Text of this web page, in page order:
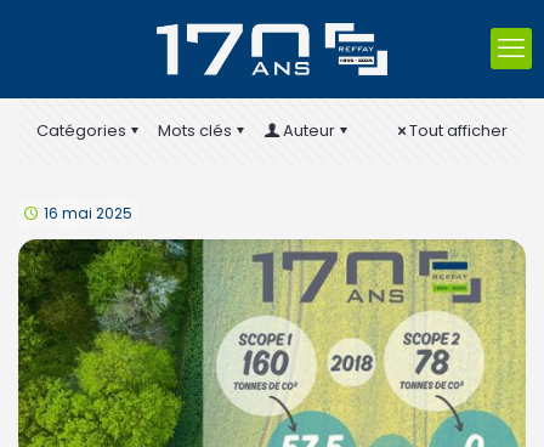
Catégories Mots clés Auteur Tout afficher
16 mai 2025